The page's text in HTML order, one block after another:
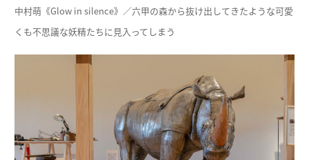
中村萌《Glow in silence》／六甲の森から抜け出してきたような可愛
くも不思議な妖精たちに見入ってしまう